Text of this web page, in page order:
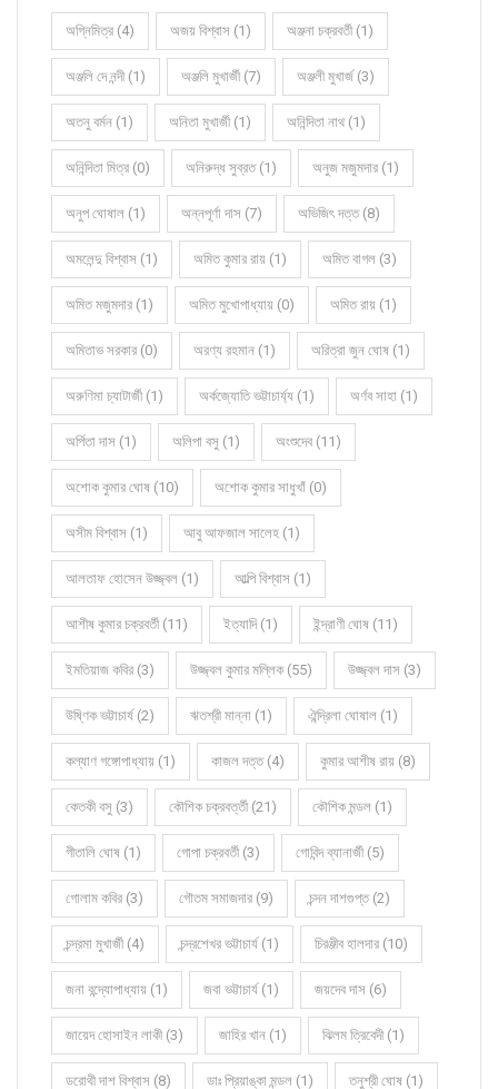
অগ্নিমিত্র (4) অজয় বিশ্বাস (1) অঞ্জনা চক্রবর্তী (1)
অঞ্জলি দে নন্দী (1) অঞ্জলি মুখার্জী (7) অঞ্জলী মুখার্জ (3)
অতনু বর্মন (1) অনিতা মুখার্জী (1) অনিন্দিতা নাথ (1)
অনিন্দিতা মিত্র (0) অনিরুদ্ধ সুব্রত (1) অনুজ মজুমদার (1)
অনুপ ঘোষাল (1) অন্নপূর্ণা দাস (7) অভিজিৎ দত্ত (8)
অমলেন্দু বিশ্বাস (1) অমিত কুমার রায় (1) অমিত বাগল (3)
অমিত মজুমদার (1) অমিত মুখোপাধ্যায় (0) অমিত রায় (1)
অমিতাভ সরকার (0) অরণ্য রহমান (1) অরিত্রা জুন ঘোষ (1)
অরুণিমা চ্যাটার্জী (1) অর্কজ্যোতি ভট্টাচার্য্য (1) অর্ণব সাহা (1)
অর্পিতা দাস (1) অলিপা বসু (1) অংশুদেব (11)
অশোক কুমার ঘোষ (10) অশোক কুমার সাধুখাঁ (0)
অসীম বিশ্বাস (1) আবু আফজাল সালেহ (1)
আলতাফ হোসেন উজ্জ্বল (1) আল্পি বিশ্বাস (1)
আশীষ কুমার চক্রবর্তী (11) ইত্যাদি (1) ইন্দ্রাণী ঘোষ (11)
ইমতিয়াজ কবির (3) উজ্জ্বল কুমার মল্লিক (55) উজ্জ্বল দাস (3)
উষ্ণিক ভট্টাচার্য (2) ঋতশ্রী মান্না (1) ঐন্দ্রিলা ঘোষাল (1)
কল্যাণ গঙ্গোপাধ্যায় (1) কাজল দত্ত (4) কুমার আশীষ রায় (8)
কেতকী বসু (3) কৌশিক চক্রবর্ত্তী (21) কৌশিক মন্ডল (1)
গীতালি ঘোষ (1) গোপা চক্রবর্তী (3) গোবিন্দ ব্যানার্জী (5)
গোলাম কবির (3) গৌতম সমাজদার (9) চন্দন দাশগুপ্ত (2)
চন্দ্রমা মুখার্জী (4) চন্দ্রশেখর ভট্টাচার্য (1) চিরঞ্জীব হালদার (10)
জনা বন্দ্যোপাধ্যায় (1) জবা ভট্টাচার্য (1) জয়দেব দাস (6)
জায়েদ হোসাইন লাকী (3) জাহির খান (1) ঝিলম ত্রিবেদী (1)
ডরোথী দাশ বিশ্বাস (8) ডাঃ প্রিয়াঙ্কা মন্ডল (1) তনুশ্রী ঘোষ (1)